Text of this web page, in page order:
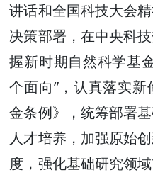
讲话和全国科技大会
决策部署，在中央科
握新时期自然科学基
个面向”，认真落实
金条例》，统筹部署
人才培养，加强原始
度，强化基础研究领